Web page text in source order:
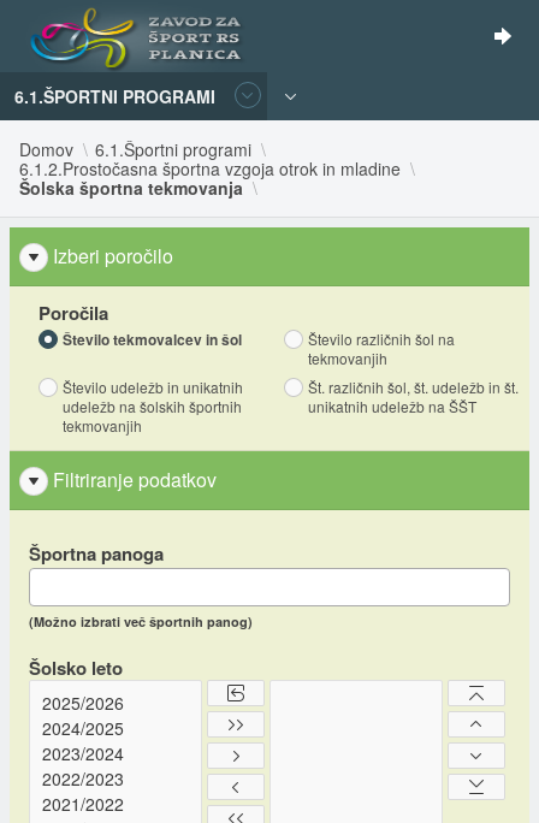
6.1.ŠPORTNI PROGRAMI
Domov
6.1.Športni programi
6.1.2.Prostočasna športna vzgoja otrok in mladine
Šolska športna tekmovanja
Izberi poročilo
Poročila
Število tekmovalcev in šol
Število različnih šol na
tekmovanjih
Število udeležb in unikatnih
udeležb na šolskih športnih
tekmovanjih
Št. različnih šol, št. udeležb in št.
unikatnih udeležb na ŠŠT
Filtriranje podatkov
Športna panoga
(Možno izbrati več športnih panog)
Šolsko leto